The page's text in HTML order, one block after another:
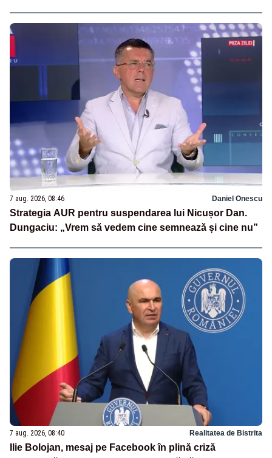
7 aug. 2026, 08:46 Daniel Onescu
Strategia AUR pentru suspendarea lui Nicușor Dan.
Dungaciu: „Vrem să vedem cine semnează și cine nu”
7 aug. 2026, 08:40 Realitatea de Bistrita
Ilie Bolojan, mesaj pe Facebook în plină criză